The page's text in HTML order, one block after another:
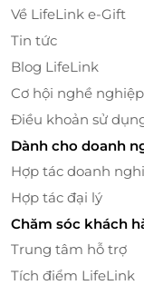
LifeLink, tặng
tại Happy Bull!
Về LifeLink e-Gift
Tin tức
Blog LifeLink
Cơ hội nghề nghiệp
Điều khoản sử
Dành cho doanh
Hợp tác doanh
Hợp tác đại lý
Chăm sóc khách
Trung tâm hỗ trợ
Tích điểm LifeLink